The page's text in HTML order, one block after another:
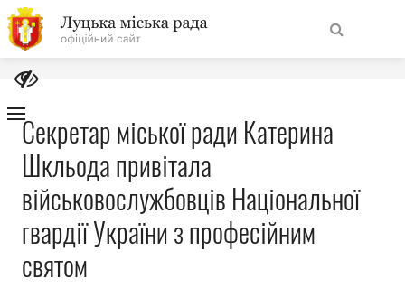
На
головну
Навігація
сайту
Про місто
Міська влада
Секретар міської ради Катерина
Шкльода привітала
військовослужбовців Національної
гвардії України з професійним
святом